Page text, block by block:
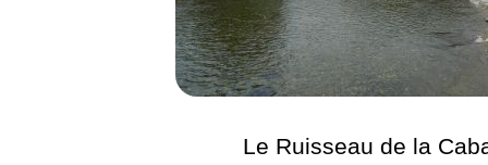
Le Ruisseau de la